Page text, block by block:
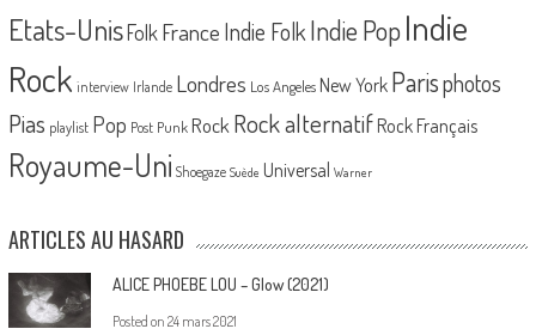
Etats-UnisFolk France Indie Folk Indie PopIndie
Rock interview Irlande Londres Los Angeles New York Parisphotos
Pias playlist Pop Post Punk Rock Rock alternatif Rock Français
Royaume-Uni Shoegaze Suède Universal Warner
ARTICLES AU HASARD
ALICE PHOEBE LOU – Glow (2021)
Posted on 24 mars 2021